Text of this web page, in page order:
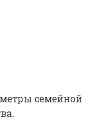
семейной